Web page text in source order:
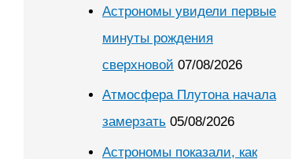
Астрономы увидели первые
минуты рождения
сверхновой 07/08/2026
Атмосфера Плутона начала
замерзать 05/08/2026
Астрономы показали, как